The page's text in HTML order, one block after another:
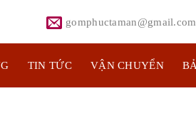
gomphuctaman@gmail.com
TIN TỨC VẬN CHUYỂN